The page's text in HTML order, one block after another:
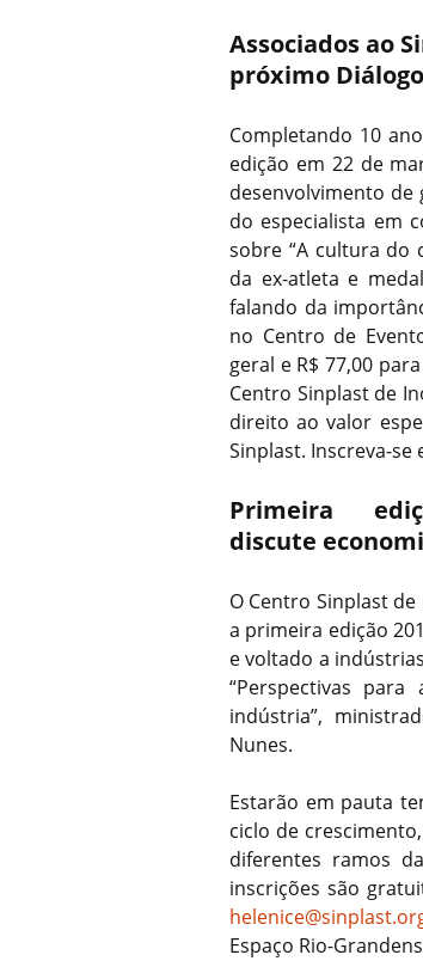
Associados ao
próximo
Completando 10
edição em 22 de
desenvolvimento de
do especialista em
sobre “A cultura do
da ex-atleta e
falando da
no Centro de
geral e R$ 77,00
Centro Sinplast de
direito ao valor
Sinplast. Inscreva-se
Primeira
discute
O Centro Sinplast de
a primeira edição
e voltado a
“Perspectivas
indústria”,
Nunes.
Estarão em pauta
ciclo de
diferentes ramos
inscrições são
Espaço Rio-